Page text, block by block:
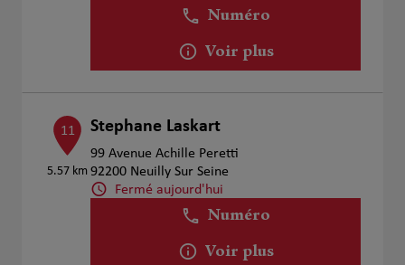
Numéro
Voir plus
11
5.57 km
Stephane Laskart
99 Avenue Achille Peretti
92200 Neuilly Sur Seine
Fermé aujourd'hui
Numéro
Voir plus